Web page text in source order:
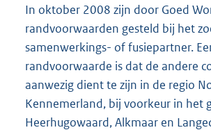
In oktober 2008 zijn door Goed
randvoorwaarden gesteld bij het
samenwerkings- of fusiepartner.
randvoorwaarde is dat de andere
aanwezig dient te zijn in de regio
Kennemerland, bij voorkeur in het
Heerhugowaard, Alkmaar en